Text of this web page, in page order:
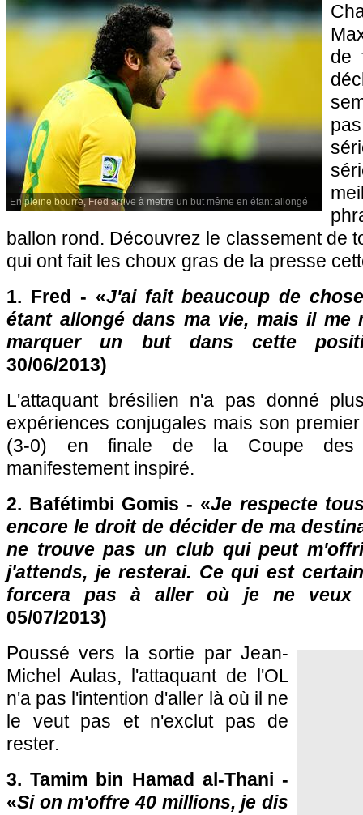
En pleine bourre, Fred arrive à mettre un but même en étant allongé
de
ballon rond. Découvrez le classement de
qui ont fait les choux gras de la presse
1. Fred - «J'ai fait beaucoup de
étant allongé dans ma vie, mais il me
marquer un but dans cette
30/06/2013)
L'attaquant brésilien n'a pas donné
expériences conjugales mais son
(3-0) en finale de la Coupe des
manifestement inspiré.
2. Bafétimbi Gomis - «Je respecte
encore le droit de décider de ma
ne trouve pas un club qui peut
j'attends, je resterai. Ce qui est
forcera pas à aller où je ne veux
05/07/2013)
Poussé vers la sortie par Jean-
Michel Aulas, l'attaquant de l'OL
n'a pas l'intention d'aller là où il ne
le veut pas et n'exclut pas de
rester.
3. Tamim bin Hamad al-Thani -
«Si on m'offre 40 millions, je dis